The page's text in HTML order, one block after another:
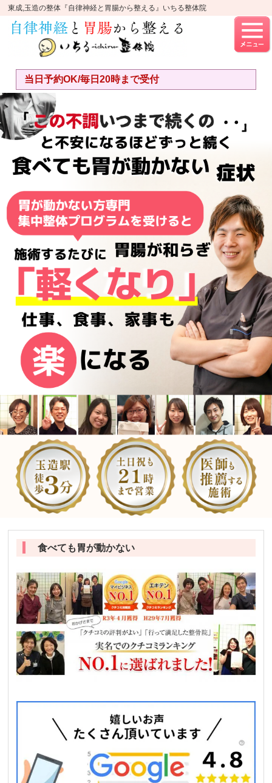
東成,玉造の整体『自律神経と胃腸から整える』いちる整体院
当日予約OK/毎日20時まで受付
食べても胃が動かない